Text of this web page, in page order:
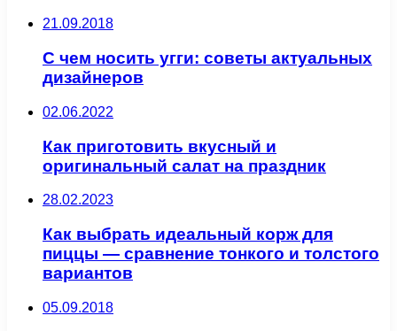
21.09.2018
С чем носить угги: cоветы актуальных
дизайнеров
02.06.2022
Как приготовить вкусный и
оригинальный салат на праздник
28.02.2023
Как выбрать идеальный корж для
пиццы — сравнение тонкого и толстого
вариантов
05.09.2018